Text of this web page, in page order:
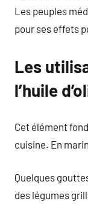
Les peuples
pour ses effets
Les
l’huile
Cet élément
cuisine. En
Quelques
des légumes